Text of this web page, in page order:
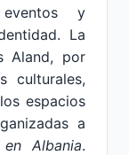
y
La
Aland, por
culturales,
espacios
a
Albania.